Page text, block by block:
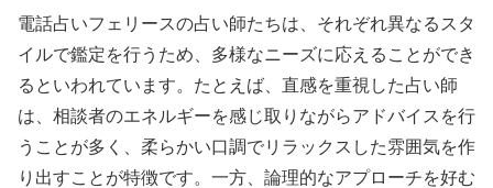
電話占いフェリースの占い師たちは、それぞれ異なるスタ
イルで鑑定を行うため、多様なニーズに応えることができ
るといわれています。たとえば、直感を重視した占い師
は、相談者のエネルギーを感じ取りながらアドバイスを行
うことが多く、柔らかい口調でリラックスした雰囲気を作
り出すことが特徴です。一方、論理的なアプローチを好む